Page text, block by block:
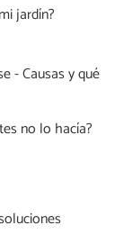
jardín?
- Causas y qué
no lo hacía?